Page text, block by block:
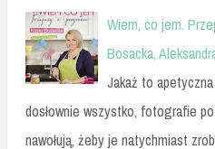
Wiem, co jem.
Bosacka,
Jakaż to apetyczna
dosłownie wszystko, fotografie
nawołują, żeby je natychmiast